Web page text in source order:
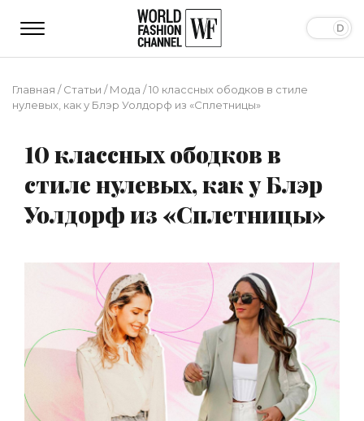
Главная /Статьи /Мода /10 классных ободков в стиле
нулевых, как у Блэр Уолдорф из «Сплетницы»
10 классных ободков в
стиле нулевых, как у Блэр
Уолдорф из «Сплетницы»